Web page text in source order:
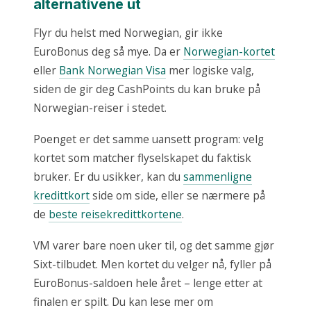
alternativene ut
Flyr du helst med Norwegian, gir ikke
EuroBonus deg så mye. Da er Norwegian-kortet
eller Bank Norwegian Visa mer logiske valg,
siden de gir deg CashPoints du kan bruke på
Norwegian-reiser i stedet.
Poenget er det samme uansett program: velg
kortet som matcher flyselskapet du faktisk
bruker. Er du usikker, kan du sammenligne
kredittkortside om side, eller se nærmere på
de beste reisekredittkortene.
VM varer bare noen uker til, og det samme gjør
Sixt-tilbudet. Men kortet du velger nå, fyller på
EuroBonus-saldoen hele året – lenge etter at
finalen er spilt. Du kan lese mer om